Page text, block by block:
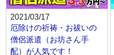
2021/03/17
厄除けの祈祷・お祓いの
僧侶派遣（お坊さん手
配）が人気です！